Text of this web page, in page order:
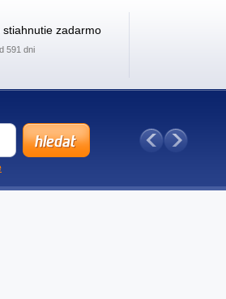
zadarmo
591 dni